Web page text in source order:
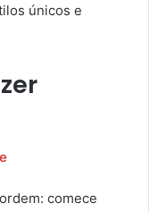
únicos e
comece